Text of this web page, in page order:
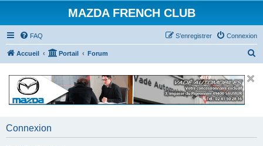
MAZDA FRENCH CLUB
FAQ Connexion
S’enregistrer
Accueil Portail Forum
c
Connexion